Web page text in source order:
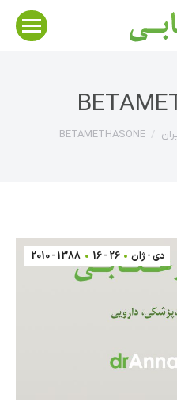
BETAMETHASONE
دی - ژان 26 - 16
1388 - 2010